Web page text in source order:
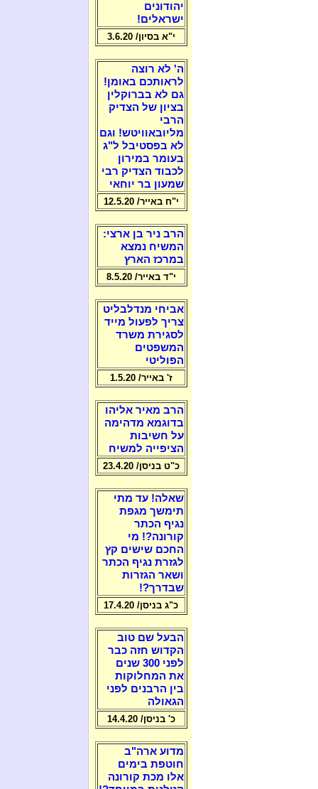
יהודונים
ישראלים!
י"א בסיון/ 3.6.20
ה' לא רוצה
לראותכם באומן!
גם לא בברוקלין
בציון של הצדיק
הרבי
מליובאוויטש! וגם
לא בפסטיבל ל"ג
בעומר במירון
לכבוד הצדיק רבי
שמעון בר יוחאי
י"ח באייר/ 12.5.20
הרב ניר בן ארצי:
המשיח נמצא
במרכז הארץ
י"ד באייר/ 8.5.20
אביחי מנדלבליט
צריך לפעול מייד
לסגירת משרד
המשפטים
הפוליטי
ז' באייר/ 1.5.20
הרב מאיר אליהו
בדוגמא מדהימה
על חשיבות
הציפייה למשיח
כ"ט בניסן/ 23.4.20
שאלה! עד מתי
תימשך מגפת
נגיף הכתר
קורונה?! מי
החכם שישים קץ
לגזרת נגיף הכתר
ושאר הגזרות
שבדרך?!
כ"ג בניסן/ 17.4.20
הבעל שם טוב
הקדוש חזה כבר
לפני 300 שנים
את המחלוקות
בין הרבנים לפני
הגאולה
כ' בניסן/ 14.4.20
מדוע ארה"ב
חוטפת בימים
אלו מכת קורונה